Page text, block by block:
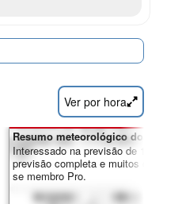
Ver por hora
Resumo meteorológico dos dias
Interessado na previsão de 16
previsão completa e muitos outros
se membro Pro.